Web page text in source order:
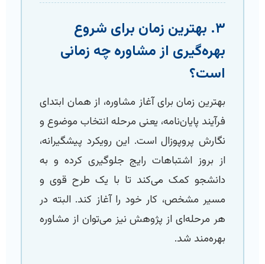
۳. بهترین زمان برای شروع
بهره‌گیری از مشاوره چه زمانی
است؟
بهترین زمان برای آغاز مشاوره، از همان ابتدای
فرآیند پایان‌نامه، یعنی مرحله انتخاب موضوع و
نگارش پروپوزال است. این رویکرد پیشگیرانه،
از بروز اشتباهات رایج جلوگیری کرده و به
دانشجو کمک می‌کند تا با یک طرح قوی و
مسیر مشخص، کار خود را آغاز کند. البته در
هر مرحله‌ای از پژوهش نیز می‌توان از مشاوره
بهره‌مند شد.